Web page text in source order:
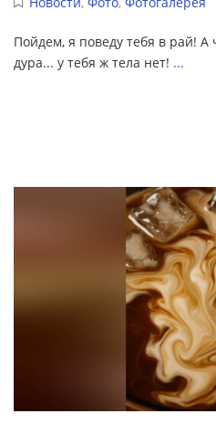
Пойдем, я поведу тебя в рай! А
дура... у тебя ж тела нет! ...